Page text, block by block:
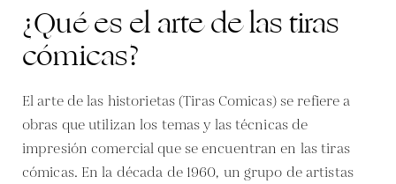
¿Qué es el arte de las tiras
cómicas?
El arte de las historietas (Tiras Comicas) se refiere a
obras que utilizan los temas y las técnicas de
impresión comercial que se encuentran en las tiras
cómicas. En la década de 1960, un grupo de artistas